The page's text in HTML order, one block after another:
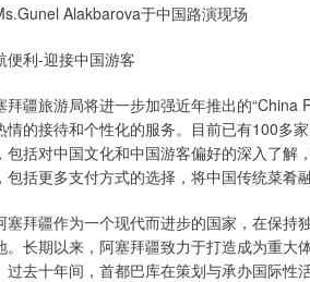
Alakbarova于中国路演现场
便利-迎接中国游客
疆旅游局将进一步加强近年推出的“China
的接待和个性化的服务。目前已有100多
括对中国文化和中国游客偏好的深入了解
括更多支付方式的选择，将中国传统菜肴
拜疆作为一个现代而进步的国家，在保持
长期以来，阿塞拜疆致力于打造成为重
去十年间，首都巴库在策划与承办国际性